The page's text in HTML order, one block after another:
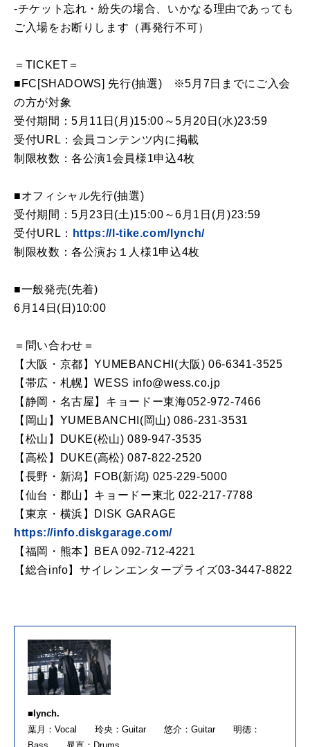
-チケット忘れ・紛失の場合、いかなる理由であっても
ご入場をお断りします（再発行不可）
＝TICKET＝
■FC[SHADOWS] 先行(抽選) ※5月7日までにご入会
の方が対象
受付期間：5月11日(月)15:00～5月20日(水)23:59
受付URL：会員コンテンツ内に掲載
制限枚数：各公演1会員様1申込4枚
■オフィシャル先行(抽選)
受付期間：5月23日(土)15:00～6月1日(月)23:59
受付URL：
https://l-tike.com/lynch/
制限枚数：各公演お１人様1申込4枚
■一般発売(先着)
6月14日(日)10:00
＝問い合わせ＝
【大阪・京都】YUMEBANCHI(大阪) 06-6341-3525
【帯広・札幌】WESS info@wess.co.jp
【静岡・名古屋】キョードー東海052-972-7466
【岡山】YUMEBANCHI(岡山) 086-231-3531
【松山】DUKE(松山) 089-947-3535
【高松】DUKE(高松) 087-822-2520
【長野・新潟】FOB(新潟) 025-229-5000
【仙台・郡山】キョードー東北 022-217-7788
【東京・横浜】DISK GARAGE
https://info.diskgarage.com/
【福岡・熊本】BEA 092-712-4221
【総合info】サイレンエンタープライズ03-3447-8822
■lynch.
葉月：Vocal 玲央：Guitar 悠介：Guitar 明徳：